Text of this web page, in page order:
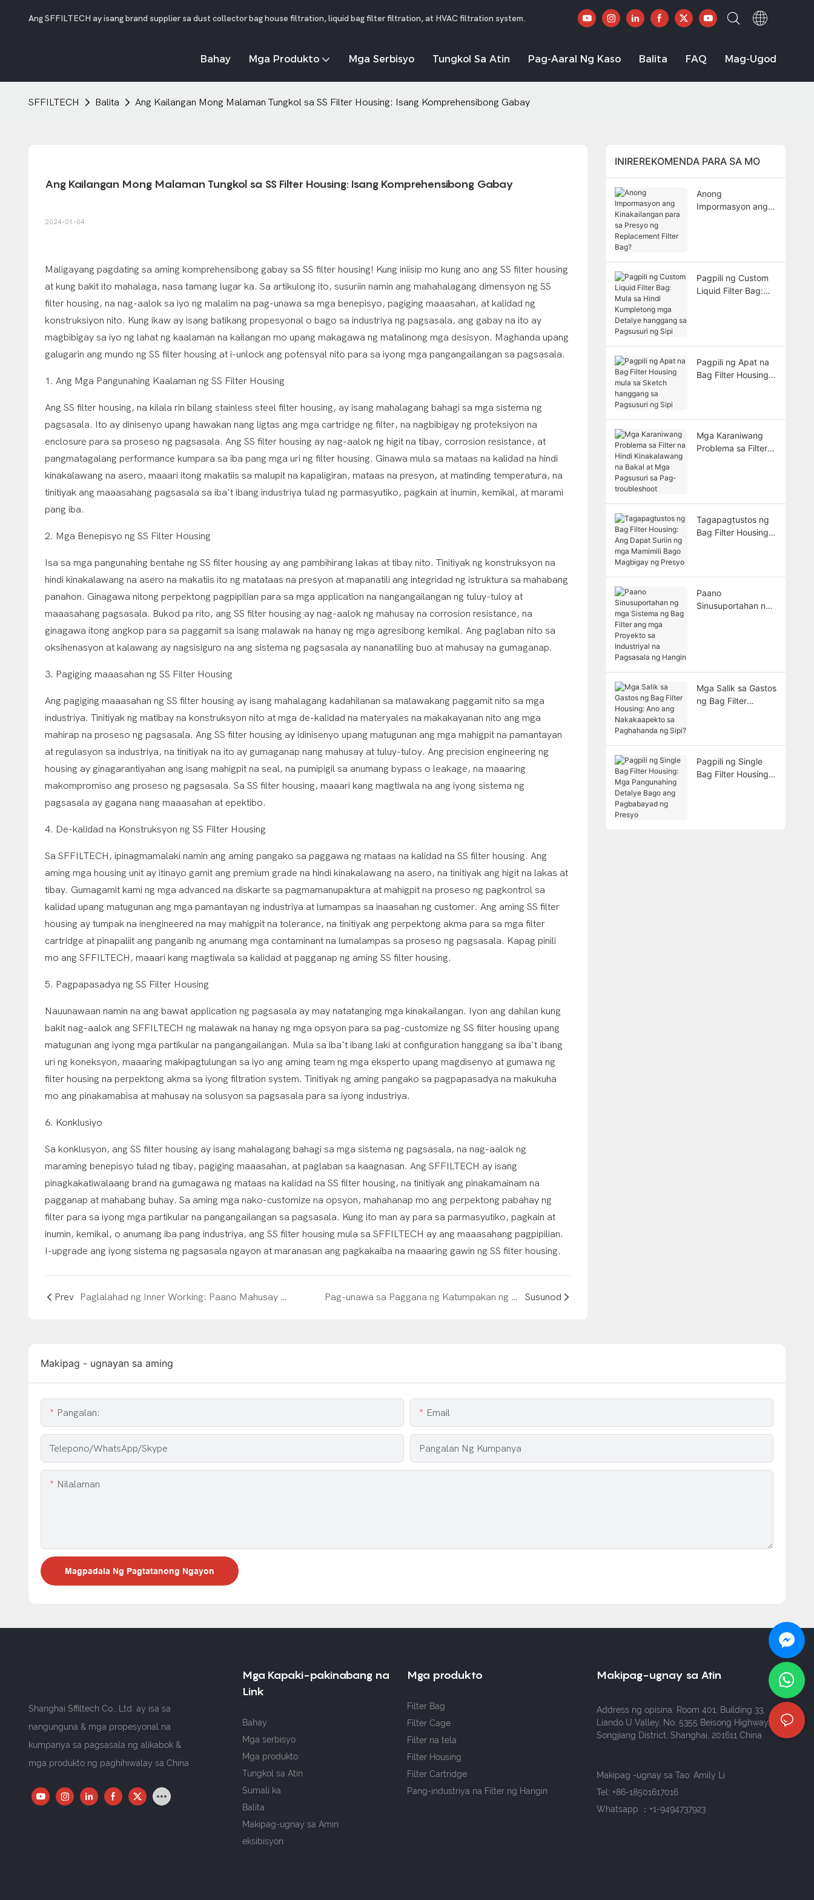
Ang SFFILTECH ay isang brand supplier sa dust collector bag house filtration, liquid bag filter filtration, at HVAC filtration system.
Bahay Mga Produkto Mga Serbisyo Tungkol Sa Atin Pag-Aaral Ng Kaso Balita FAQ Mag-Ugod
SFFILTECH Balita Ang Kailangan Mong Malaman Tungkol sa SS Filter Housing: Isang Komprehensibong Gabay
Ang Kailangan Mong Malaman Tungkol sa SS Filter Housing: Isang Komprehensibong Gabay
2024-01-04
Maligayang pagdating sa aming komprehensibong gabay sa SS filter housing! Kung iniisip mo kung ano ang SS filter housing
at kung bakit ito mahalaga, nasa tamang lugar ka. Sa artikulong ito, susuriin namin ang mahahalagang dimensyon ng SS
filter housing, na nag-aalok sa iyo ng malalim na pag-unawa sa mga benepisyo, pagiging maaasahan, at kalidad ng
konstruksiyon nito. Kung ikaw ay isang batikang propesyonal o bago sa industriya ng pagsasala, ang gabay na ito ay
magbibigay sa iyo ng lahat ng kaalaman na kailangan mo upang makagawa ng matalinong mga desisyon. Maghanda upang
galugarin ang mundo ng SS filter housing at i-unlock ang potensyal nito para sa iyong mga pangangailangan sa pagsasala.
1. Ang Mga Pangunahing Kaalaman ng SS Filter Housing
Ang SS filter housing, na kilala rin bilang stainless steel filter housing, ay isang mahalagang bahagi sa mga sistema ng
pagsasala. Ito ay dinisenyo upang hawakan nang ligtas ang mga cartridge ng filter, na nagbibigay ng proteksiyon na
enclosure para sa proseso ng pagsasala. Ang SS filter housing ay nag-aalok ng higit na tibay, corrosion resistance, at
pangmatagalang performance kumpara sa iba pang mga uri ng filter housing. Ginawa mula sa mataas na kalidad na hindi
kinakalawang na asero, maaari itong makatiis sa malupit na kapaligiran, mataas na presyon, at matinding temperatura, na
tinitiyak ang maaasahang pagsasala sa iba't ibang industriya tulad ng parmasyutiko, pagkain at inumin, kemikal, at marami
pang iba.
2. Mga Benepisyo ng SS Filter Housing
Isa sa mga pangunahing bentahe ng SS filter housing ay ang pambihirang lakas at tibay nito. Tinitiyak ng konstruksyon na
hindi kinakalawang na asero na makatiis ito ng matataas na presyon at mapanatili ang integridad ng istruktura sa mahabang
panahon. Ginagawa nitong perpektong pagpipilian para sa mga application na nangangailangan ng tuluy-tuloy at
maaasahang pagsasala. Bukod pa rito, ang SS filter housing ay nag-aalok ng mahusay na corrosion resistance, na
ginagawa itong angkop para sa paggamit sa isang malawak na hanay ng mga agresibong kemikal. Ang paglaban nito sa
oksihenasyon at kalawang ay nagsisiguro na ang sistema ng pagsasala ay nananatiling buo at mahusay na gumaganap.
3. Pagiging maaasahan ng SS Filter Housing
Ang pagiging maaasahan ng SS filter housing ay isang mahalagang kadahilanan sa malawakang paggamit nito sa mga
industriya. Tinitiyak ng matibay na konstruksyon nito at mga de-kalidad na materyales na makakayanan nito ang mga
mahirap na proseso ng pagsasala. Ang SS filter housing ay idinisenyo upang matugunan ang mga mahigpit na pamantayan
at regulasyon sa industriya, na tinitiyak na ito ay gumaganap nang mahusay at tuluy-tuloy. Ang precision engineering ng
housing ay ginagarantiyahan ang isang mahigpit na seal, na pumipigil sa anumang bypass o leakage, na maaaring
makompromiso ang proseso ng pagsasala. Sa SS filter housing, maaari kang magtiwala na ang iyong sistema ng
pagsasala ay gagana nang maaasahan at epektibo.
4. De-kalidad na Konstruksyon ng SS Filter Housing
Sa SFFILTECH, ipinagmamalaki namin ang aming pangako sa paggawa ng mataas na kalidad na SS filter housing. Ang
aming mga housing unit ay itinayo gamit ang premium grade na hindi kinakalawang na asero, na tinitiyak ang higit na lakas at
tibay. Gumagamit kami ng mga advanced na diskarte sa pagmamanupaktura at mahigpit na proseso ng pagkontrol sa
kalidad upang matugunan ang mga pamantayan ng industriya at lumampas sa inaasahan ng customer. Ang aming SS filter
housing ay tumpak na inengineered na may mahigpit na tolerance, na tinitiyak ang perpektong akma para sa mga filter
cartridge at pinapaliit ang panganib ng anumang mga contaminant na lumalampas sa proseso ng pagsasala. Kapag pinili
mo ang SFFILTECH, maaari kang magtiwala sa kalidad at pagganap ng aming SS filter housing.
5. Pagpapasadya ng SS Filter Housing
Nauunawaan namin na ang bawat application ng pagsasala ay may natatanging mga kinakailangan. Iyon ang dahilan kung
bakit nag-aalok ang SFFILTECH ng malawak na hanay ng mga opsyon para sa pag-customize ng SS filter housing upang
matugunan ang iyong mga partikular na pangangailangan. Mula sa iba't ibang laki at configuration hanggang sa iba't ibang
uri ng koneksyon, maaaring makipagtulungan sa iyo ang aming team ng mga eksperto upang magdisenyo at gumawa ng
filter housing na perpektong akma sa iyong filtration system. Tinitiyak ng aming pangako sa pagpapasadya na makukuha
mo ang pinakamabisa at mahusay na solusyon sa pagsasala para sa iyong industriya.
6. Konklusiyo
Sa konklusyon, ang SS filter housing ay isang mahalagang bahagi sa mga sistema ng pagsasala, na nag-aalok ng
maraming benepisyo tulad ng tibay, pagiging maaasahan, at paglaban sa kaagnasan. Ang SFFILTECH ay isang
pinagkakatiwalaang brand na gumagawa ng mataas na kalidad na SS filter housing, na tinitiyak ang pinakamainam na
pagganap at mahabang buhay. Sa aming mga nako-customize na opsyon, mahahanap mo ang perpektong pabahay ng
filter para sa iyong mga partikular na pangangailangan sa pagsasala. Kung ito man ay para sa parmasyutiko, pagkain at
inumin, kemikal, o anumang iba pang industriya, ang SS filter housing mula sa SFFILTECH ay ang maaasahang pagpipilian.
I-upgrade ang iyong sistema ng pagsasala ngayon at maranasan ang pagkakaiba na maaaring gawin ng SS filter housing.
Prev Paglalahad ng Inner Working: Paano Mahusay na Nililinis ng Mga Filter ng Bag ang Hangin at Mga Liquid Pag-unawa sa Paggana ng Katumpakan ng Backwashing Filter Housings: Isang Comprehensive Guide Susunod
INIREREKOMENDA PARA SA MO
Anong
Impormasyon ang
Pagpili ng Custom
Liquid Filter Bag:
Pagpili ng Apat na
Bag Filter Housing
Mga Karaniwang
Problema sa Filter
Tagapagtustos ng
Bag Filter Housing:
Paano
Sinusuportahan ng
Mga Salik sa Gastos
ng Bag Filter
Pagpili ng Single
Bag Filter Housing:
Makipag - ugnayan sa aming
Pangalan: Email
Telepono/WhatsApp/Skype Pangalan Ng Kumpanya
Nilalaman
Magpadala Ng Pagtatanong Ngayon
Shanghai Sffiltech Co., Ltd. ay isa sa
nangunguna & mga propesyonal na
kumpanya sa pagsasala ng alikabok &
mga produkto ng paghihiwalay sa China
Mga Kapaki-pakinabang na
Link
Bahay
Mga serbisyo
Mga produkto
Tungkol sa Atin
Sumali ka
Balita
Makipag-ugnay sa Amin
eksibisyon
Mga produkto
Filter Bag
Filter Cage
Filter na tela
Filter Housing
Filter Cartridge
Pang-industriya na Filter ng Hangin
Makipag-ugnay sa Atin
Address ng opisina: Room 401, Building 33,
Liando U Valley, No. 5355 Beisong Highway,
Songjiang District, Shanghai, 201611 China
Makipag -ugnay sa Tao: Amily Li
Tel: +86-18501617016
Whatsapp ：+1-9494737923